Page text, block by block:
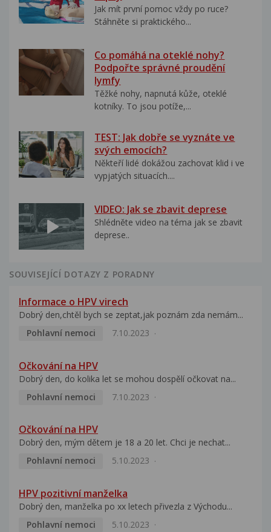
Jak mít první pomoc vždy po ruce?
Stáhněte si praktického...
Co pomáhá na oteklé nohy?
Podpořte správné proudění
lymfy
Těžké nohy, napnutá kůže, oteklé
kotníky. To jsou potíže,...
TEST: Jak dobře se vyznáte ve
svých emocích?
Někteří lidé dokážou zachovat klid i ve
vypjatých situacích....
VIDEO: Jak se zbavit deprese
Shlédněte video na téma jak se zbavit
deprese..
SOUVISEJÍCÍ DOTAZY Z PORADNY
Informace o HPV virech
Dobrý den,chtěl bych se zeptat,jak poznám zda nemám...
Pohlavní nemoci
7.10.2023
Očkování na HPV
Dobrý den, do kolika let se mohou dospělí očkovat na...
Pohlavní nemoci
7.10.2023
Očkování na HPV
Dobrý den, mým dětem je 18 a 20 let. Chci je nechat...
Pohlavní nemoci
5.10.2023
HPV pozitivní manželka
Dobrý den, manželka po xx letech přivezla z Východu...
Pohlavní nemoci
5.10.2023